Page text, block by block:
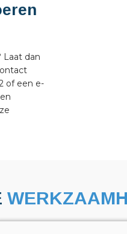
Laat dan
of een e-